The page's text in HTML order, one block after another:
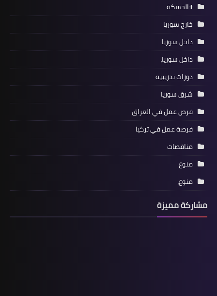
#الحسكة
خارج سوريا
داخل سوريا
داخل سوريا،
دورات تدريبية
شرق سوريا
فرص عمل في العراق
فرصة عمل في تركيا
مناقصات
منوع
منوع،
مشاركة مميزة